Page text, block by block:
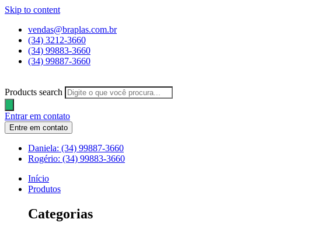
Skip to content
vendas@braplas.com.br
(34) 3212-3660
(34) 99883-3660
(34) 99887-3660
Products search
Entrar em contato
Entre em contato
Daniela: (34) 99887-3660
Rogério: (34) 99883-3660
Início
Produtos
Categorias